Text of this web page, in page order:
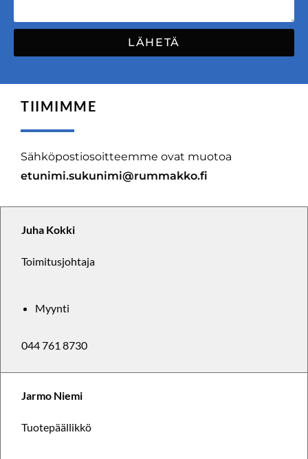
LÄHETÄ
TIIMIMME
Sähköpostiosoitteemme ovat muotoa
etunimi.sukunimi@rummakko.fi
Juha Kokki
Toimitusjohtaja
Myynti
044 761 8730
Jarmo Niemi
Tuotepäällikkö